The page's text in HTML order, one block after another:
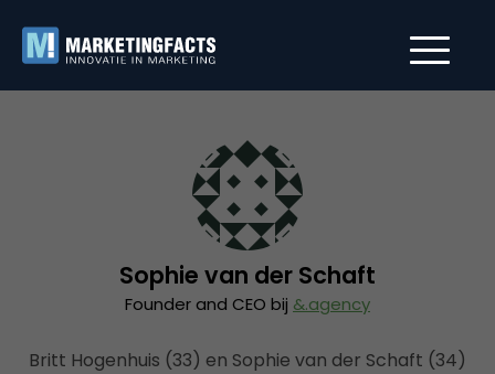
Sophie van der Schaft
Founder and CEO bij &.agency
Britt Hogenhuis (33) en Sophie van der Schaft (34)